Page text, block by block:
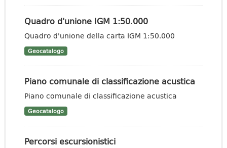
Quadro d'unione IGM 1:50.000
Quadro d'unione della carta IGM 1:50.000
Geocatalogo
Piano comunale di classificazione acustica
Piano comunale di classificazione acustica
Geocatalogo
Percorsi escursionistici